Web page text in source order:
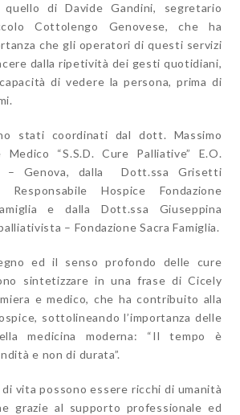
di Davide Gandini, segretario
Cottolengo Genovese, che ha
che gli operatori di questi servizi
dalla ripetività dei gesti quotidiani,
di vedere la persona, prima di
stati coordinati dal dott. Massimo
Medico “S.S.D. Cure Palliative” E.O.
– Genova, dalla Dott.ssa Grisetti
Responsabile Hospice Fondazione
e dalla Dott.ssa Giuseppina
– Fondazione Sacra Famiglia.
ed il senso profondo delle cure
sintetizzare in una frase di Cicely
e medico, che ha contribuito alla
sottolineando l’importanza delle
medicina moderna: “Il tempo è
e non di durata”.
vita possono essere ricchi di umanità
grazie al supporto professionale ed